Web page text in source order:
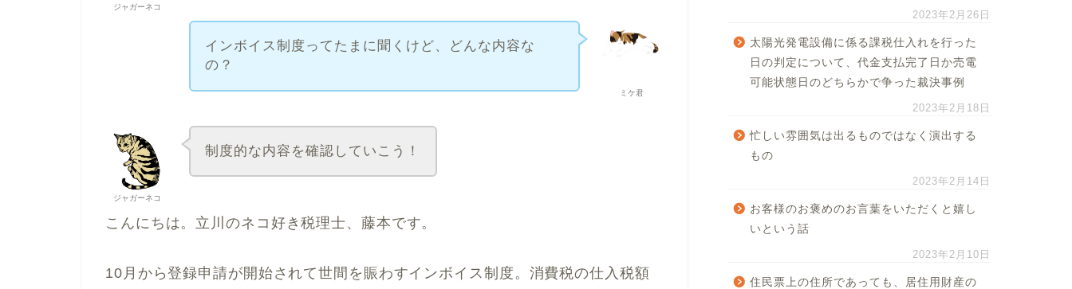
ジャガーネコ
ミケ君
インボイス制度ってたまに聞くけど、どんな内容な
の？
ジャガーネコ
制度的な内容を確認していこう！
こんにちは。立川のネコ好き税理士、藤本です。
10月から登録申請が開始されて世間を賑わすインボイス制度。消費税の仕入税額
2023年2月26日
太陽光発電設備に係る課税仕入れを行った
日の判定について、代金支払完了日か売電
可能状態日のどちらかで争った裁決事例
2023年2月18日
忙しい雰囲気は出るものではなく演出する
もの
2023年2月14日
お客様のお褒めのお言葉をいただくと嬉し
いという話
2023年2月10日
住民票上の住所であっても、居住用財産の